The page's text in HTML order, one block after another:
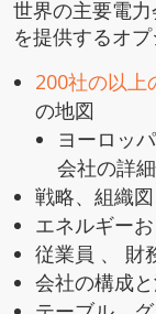
世界の主要電
を提供するオ
200社の以上
の地図
ヨーロッ
会社の詳
戦略、組織
エネルギー
従業員 、 財
会社の構成